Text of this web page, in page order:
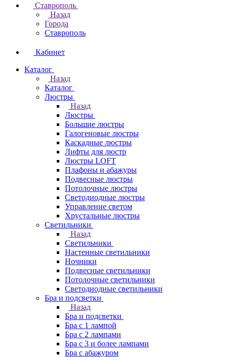
Ставрополь
Назад
Города
Ставрополь
Кабинет
Каталог
Назад
Каталог
Люстры
Назад
Люстры
Большие люстры
Галогеновые люстры
Каскадные люстры
Лифты для люстр
Люстры LOFT
Плафоны и абажуры
Подвесные люстры
Потолочные люстры
Светодиодные люстры
Управление светом
Хрустальные люстры
Светильники
Назад
Светильники
Настенные светильники
Ночники
Подвесные светильники
Потолочные светильники
Светодиодные светильники
Бра и подсветки
Назад
Бра и подсветки
Бра с 1 лампой
Бра с 2 лампами
Бра с 3 и более лампами
Бра с абажуром